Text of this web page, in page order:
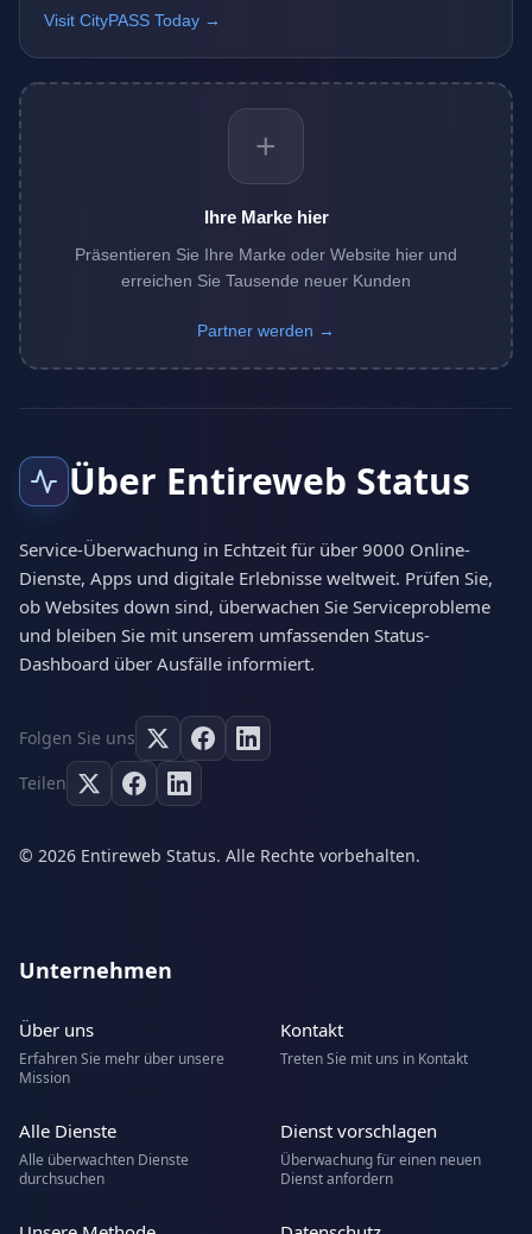
Visit CityPASS Today →
+
Ihre Marke hier
Präsentieren Sie Ihre Marke oder Website hier und
erreichen Sie Tausende neuer Kunden
Partner werden →
Über Entireweb Status
Service-Überwachung in Echtzeit für über 9000 Online-
Dienste, Apps und digitale Erlebnisse weltweit. Prüfen Sie,
ob Websites down sind, überwachen Sie Serviceprobleme
und bleiben Sie mit unserem umfassenden Status-
Dashboard über Ausfälle informiert.
Folgen Sie uns
Teilen
© 2026 Entireweb Status. Alle Rechte vorbehalten.
Unternehmen
Über uns
Erfahren Sie mehr über unsere
Mission
Kontakt
Treten Sie mit uns in Kontakt
Alle Dienste
Alle überwachten Dienste
durchsuchen
Dienst vorschlagen
Überwachung für einen neuen
Dienst anfordern